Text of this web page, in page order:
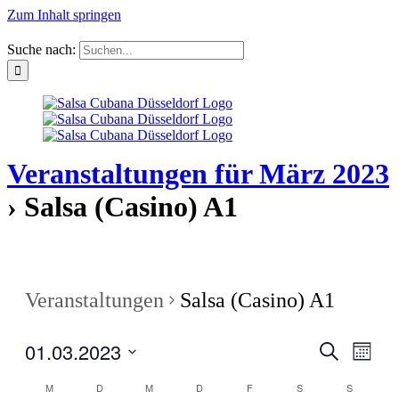
Zum Inhalt springen
Suche nach:
Veranstaltungen für März 2023
› Salsa (Casino) A1
Veranstaltungen Salsa (Casino) A1
Suche
Monat
01.03.2023
wählen.
Kalender
M D M D F S S